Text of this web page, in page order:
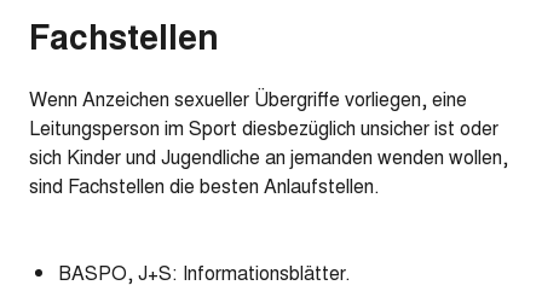
Fachstellen
Wenn Anzeichen sexueller Übergriffe vorliegen, eine
Leitungsperson im Sport diesbezüglich unsicher ist oder
sich Kinder und Jugendliche an jemanden wenden wollen,
sind Fachstellen die besten Anlaufstellen.
BASPO, J+S: Informationsblätter.